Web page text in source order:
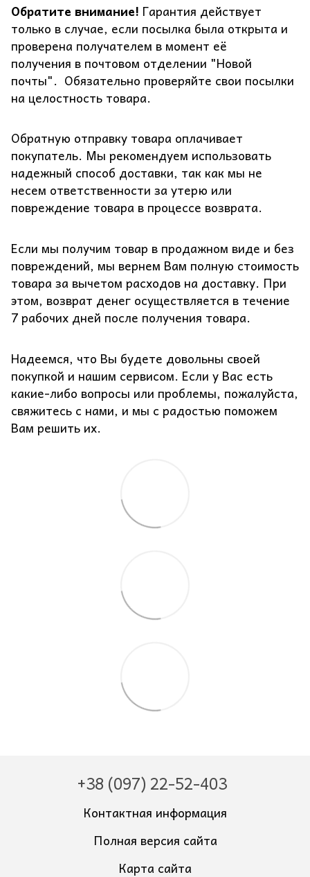
Обратите внимание! Гарантия действует
только в случае, если посылка была открыта и
проверена получателем в момент её
получения в почтовом отделении "Новой
почты". Обязательно проверяйте свои посылки
на целостность товара.
Обратную отправку товара оплачивает
покупатель. Мы рекомендуем использовать
надежный способ доставки, так как мы не
несем ответственности за утерю или
повреждение товара в процессе возврата.
Если мы получим товар в продажном виде и без
повреждений, мы вернем Вам полную стоимость
товара за вычетом расходов на доставку. При
этом, возврат денег осуществляется в течение
7 рабочих дней после получения товара.
Надеемся, что Вы будете довольны своей
покупкой и нашим сервисом. Если у Вас есть
какие-либо вопросы или проблемы, пожалуйста,
свяжитесь с нами, и мы с радостью поможем
Вам решить их.
+38 (097) 22-52-403
Контактная информация
Полная версия сайта
Карта сайта